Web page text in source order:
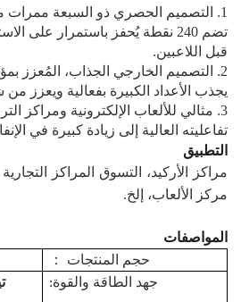
1. التصميم الحصري ذو السبعة ممرات
تضم 240 نقطة يُحفز باستمرار على
قبل اللاعبين.
2. التصميم الخارجي الجذاب، المُعزز
يجذب الأعداد الكبيرة بفعالية ويعزز
3. مثالي للألعاب الإلكترونية ومراكز
تفاعليته العالية إلى زيادة كبيرة في
التطبيق
مراكز الأركيد،
التسوق المراكز التجارية
مركز الألعاب، إلخ.
المواصفات
حجم المنتجات
：
جهد الطاقة والقوة: